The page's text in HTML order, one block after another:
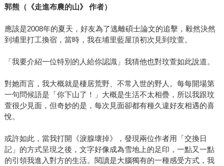
郭熊（《走進布農的山》 作者）
應該是2008年的夏天，好友為了逃離碩士論文的追擊，毅然決然
到埔里打工換宿，當時，我在埔里藍屋頂初次見到玟萱。
「我要介紹一位特別的人給你認識」我猜他也對玟萱如此說道。
對她而言，我大概就是棲居荒野、不常入世的野人。每每開場第
一句問候語是「你下山了！」大概是生活不太相疊，所以我跟玟
萱很少見面，但奇妙的是，每次見面卻都有種久違好友相遇的喜
悅。
或許如此，當我打開《淚腺壞掉》，發現兩位作者用「交換日
記」的方式呈現之後，文字好像成為雪地上的足印，一點又一點
的引領我進入對方的生活。閱讀是大腦獨有的一種感受方式，我